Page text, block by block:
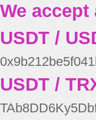
We accept
USDT /
USDT /